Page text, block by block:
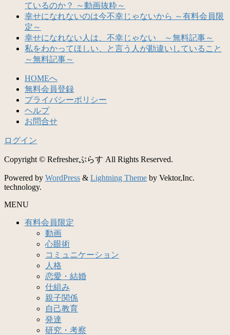
ているのか？ ～動画抜粋～
幸せになれないのは今不幸じゃないから ～有料会員限
定～
幸せになれない人は、不幸じゃない ～無料記事～
私をわかってほしい、と言う人が勘違いしていること
～無料記事～
HOMEへ
無料会員登録
プライバシーポリシー
ヘルプ
お問合せ
ログイン
Copyright © Refresherぷらす All Rights Reserved.
Powered by WordPress & Lightning Theme by Vektor,Inc.
technology.
MENU
有料会員限定
動画
心眼術
コミュニケーション
人格
恋愛・結婚
仕組み
親子関係
自己教育
発達
研究・考察